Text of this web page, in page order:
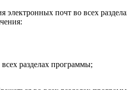
электронных почт во всех
разделах программы;